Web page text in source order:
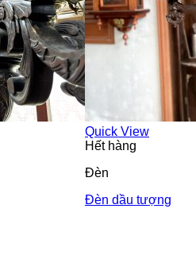
Quick View
Hết hàng
Đèn
Đèn dầu tượng